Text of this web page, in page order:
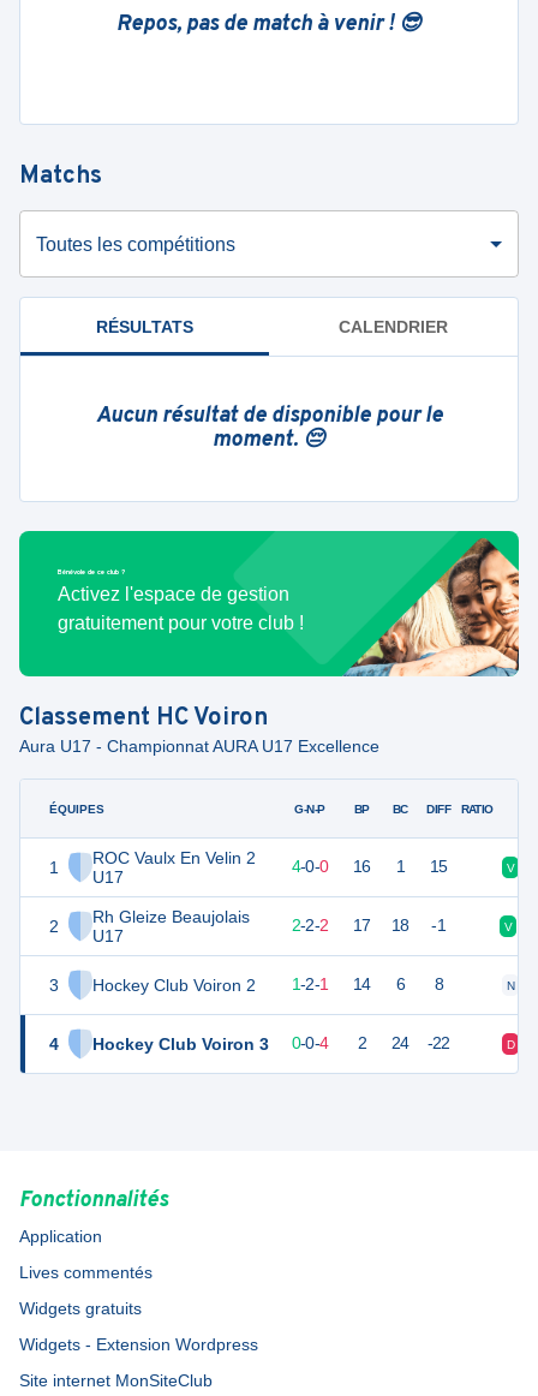
Repos, pas de match à venir ! 😎
Matchs
Toutes les compétitions
RÉSULTATS CALENDRIER
Aucun résultat de disponible pour le
moment. 😔
Bénévole de ce club ?
Activez l'espace de gestion
gratuitement pour votre club !
Classement HC Voiron
Aura U17 - Championnat AURA U17 Excellence
ÉQUIPES
1
ROC Vaulx En Velin 2
U17
2
Rh Gleize Beaujolais
U17
3 Hockey Club Voiron 2
4 Hockey Club Voiron 3
G-N-P BP BC DIFF RATIO
12 4 4-0-0 16 1 15 V
8 2-2-2 17 18 -1 V
5 4 1-2-1 14 6 8 N
0 4 0-0-4 2 24 -22 D
Fonctionnalités
Application
Lives commentés
Widgets gratuits
Widgets - Extension Wordpress
Site internet MonSiteClub